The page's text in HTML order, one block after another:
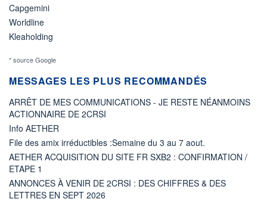
Capgemini
Worldline
Kleaholding
* source Google
MESSAGES LES PLUS RECOMMANDÉS
ARRÊT DE MES COMMUNICATIONS - JE RESTE NÉANMOINS
ACTIONNAIRE DE 2CRSI
Info AETHER
File des amix irréductibles :Semaine du 3 au 7 aout.
AETHER ACQUISITION DU SITE FR SXB2 : CONFIRMATION /
ETAPE 1
ANNONCES À VENIR DE 2CRSI : DES CHIFFRES & DES
LETTRES EN SEPT 2026